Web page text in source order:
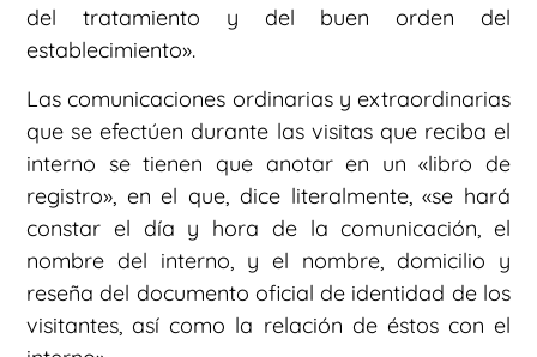
del tratamiento y del buen orden del
establecimiento».
Las comunicaciones ordinarias y extraordinarias
que se efectúen durante las visitas que reciba el
interno se tienen que anotar en un «libro de
registro», en el que, dice literalmente, «se hará
constar el día y hora de la comunicación, el
nombre del interno, y el nombre, domicilio y
reseña del documento oficial de identidad de los
visitantes, así como la relación de éstos con el